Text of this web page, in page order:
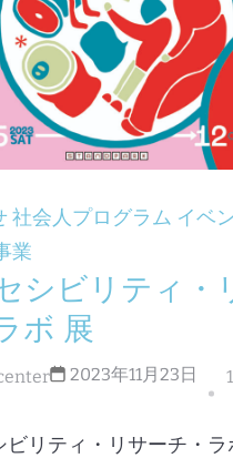
社会人プログラム イベ
業
シビリティ・
ボ 展
2023年11月23日
ビリティ・リサーチ・